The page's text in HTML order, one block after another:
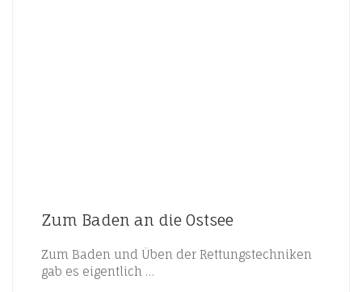
Zum Baden an die Ostsee
Zum Baden und Üben der Rettungstechniken
gab es eigentlich …